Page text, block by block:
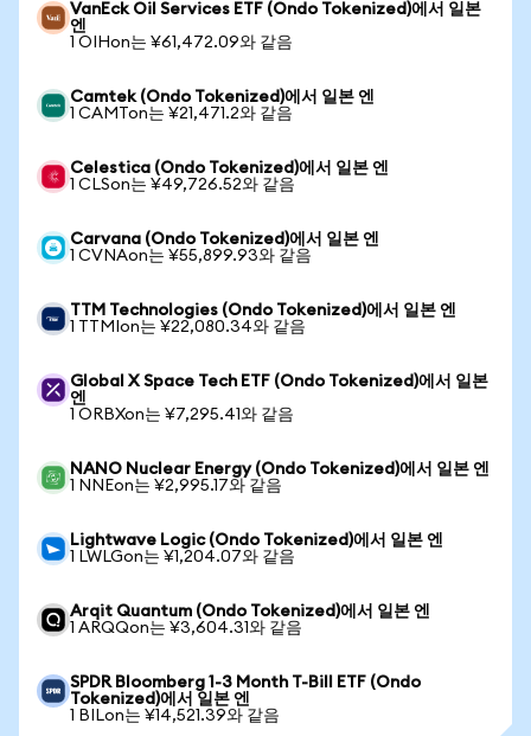
VanEck Oil Services ETF (Ondo Tokenized)에서 일본
엔
1 OIHon는 ¥61,472.09와 같음
Camtek (Ondo Tokenized)에서 일본 엔
1 CAMTon는 ¥21,471.2와 같음
Celestica (Ondo Tokenized)에서 일본 엔
1 CLSon는 ¥49,726.52와 같음
Carvana (Ondo Tokenized)에서 일본 엔
1 CVNAon는 ¥55,899.93와 같음
TTM Technologies (Ondo Tokenized)에서 일본 엔
1 TTMIon는 ¥22,080.34와 같음
Global X Space Tech ETF (Ondo Tokenized)에서 일본
엔
1 ORBXon는 ¥7,295.41와 같음
NANO Nuclear Energy (Ondo Tokenized)에서 일본 엔
1 NNEon는 ¥2,995.17와 같음
Lightwave Logic (Ondo Tokenized)에서 일본 엔
1 LWLGon는 ¥1,204.07와 같음
Arqit Quantum (Ondo Tokenized)에서 일본 엔
1 ARQQon는 ¥3,604.31와 같음
SPDR Bloomberg 1-3 Month T-Bill ETF (Ondo
Tokenized)에서 일본 엔
1 BILon는 ¥14,521.39와 같음